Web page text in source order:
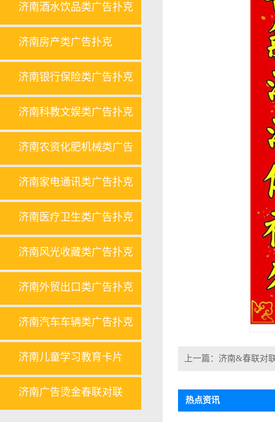
济南酒水饮品类广告扑克
济南房产类广告扑克
济南银行保险类广告扑克
济南科教文娱类广告扑克
济南农资化肥机械类广告
扑克济南家电通讯类广告扑克
济南医疗卫生类广告扑克
济南风光收藏类广告扑克
济南外贸出口类广告扑克
济南汽车车辆类广告扑克
济南儿童学习教育卡片
济南广告烫金春联对联
上一篇： 济南&春联对
热点资讯